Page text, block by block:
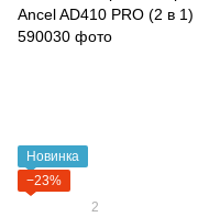
Новинка
−23%
2